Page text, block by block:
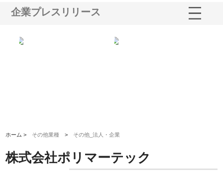
企業プレスリリース
ホーム > その他業種 > その他_法人・企業
株式会社ポリマーテック